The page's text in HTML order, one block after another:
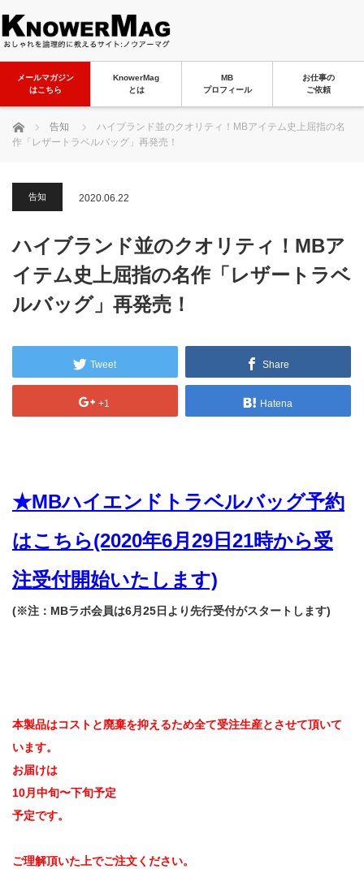
メールマガジン
はこちら
KnowerMag
とは
MB
プロフィール
お仕事の
ご依頼
ホーム 告知
ハイブランド並のクオリティ！MBアイテム史上屈指の名
作「レザートラベルバッグ」再発売！
告知 2020.06.22
ハイブランド並のクオリティ！MBア
イテム史上屈指の名作「レザートラベ
ルバッグ」再発売！
Tweet Share
+1 Hatena
★MBハイエンドトラベルバッグ予約
はこちら(2020年6月29日21時から受
注受付開始いたします)
(※注：MBラボ会員は6月25日より先行受付がスタートします)
本製品はコストと廃棄を抑えるため全て受注生産とさせて頂いて
います。
お届けは
10月中旬〜下旬予定
予定です。
ご理解頂いた上でご注文ください。